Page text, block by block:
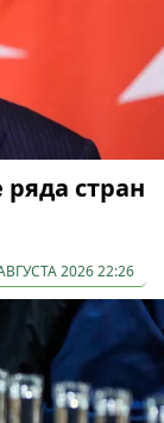
стран
2026 22:26